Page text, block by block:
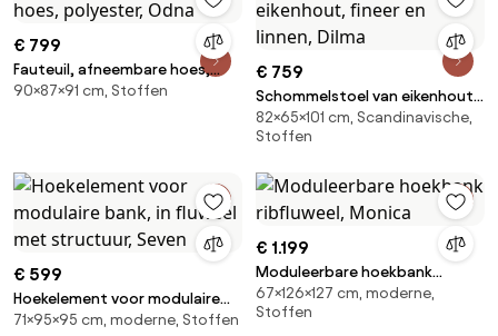
€ 799
Fauteuil, afneembare hoes,
polyester, Odna
90×87×91 cm, Stoffen
€ 759
Schommelstoel van eikenhout,
fineer en linnen, Dilma
82×65×101 cm, Scandinavische,
Stoffen
€ 599
Hoekelement voor modulaire
bank, in fluweel met structuur,
71×95×95 cm, moderne, Stoffen
€ 1.199
Moduleerbare hoekbank
ribfluweel, Monica
67×126×127 cm, moderne,
Stoffen